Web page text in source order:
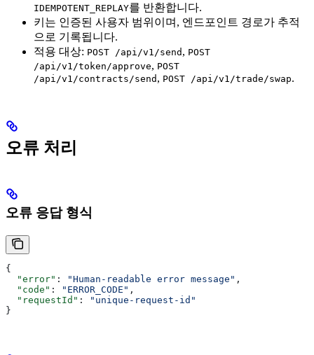
IDEMPOTENT_REPLAY를 반환합니다.
키는 인증된 사용자 범위이며, 엔드포인트 경로가 추적
으로 기록됩니다.
적용 대상: POST /api/v1/send , POST
/api/v1/token/approve, POST
/api/v1/contracts/send , POST /api/v1/trade/swap.
오류 처리
오류 응답 형식
{
  "error"
: "Human-readable error message" ,
  "code"
: "ERROR_CODE" ,
  "requestId"
:
"unique-request-id"
}